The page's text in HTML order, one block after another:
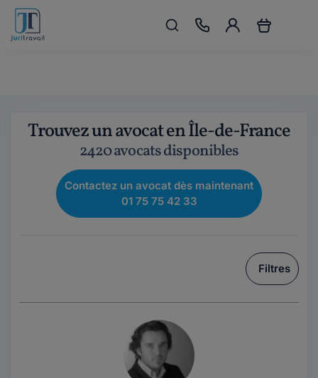
Trouvez un avocat en Île-de-France
2420 avocats disponibles
Contactez un avocat dès maintenant
01 75 75 42 33
Filtres